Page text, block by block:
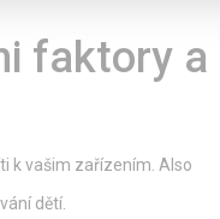
faktory a
k vašim zařízením . Also
dětí.